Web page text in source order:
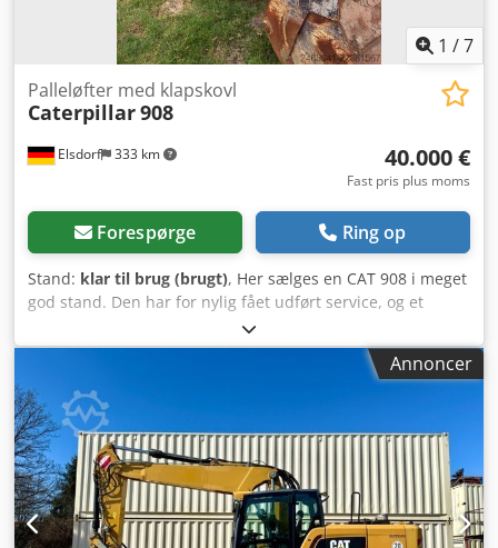
1 /7
Elsdorf 333 km
Palleløfter med klapskovl
Caterpillar908
40.000 €
Fast pris plus moms
Forespørge Ring op
Stand: klar til brug (brugt), Her sælges en CAT 908 i meget
god stand. Den har for nylig fået udført service, og et
ekstra servicesæt medfølger. 2040 driftstimer. Årgang
2020. Inklusive pallegaffel og klapskovl. Credszmqr Uspfx
Annoncer